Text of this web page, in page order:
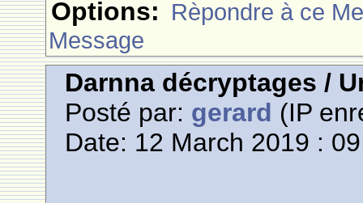
Options: Rèpondre à ce
Message
Darnna décryptages /
Posté par: gerard (IP
Date: 12 March 2019 :